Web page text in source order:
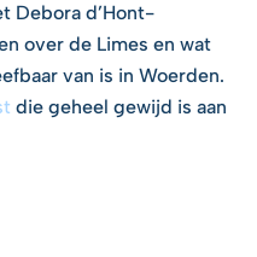
Debora d’Hont-
over de Limes en wat
van is in Woerden.
die geheel gewijd is aan